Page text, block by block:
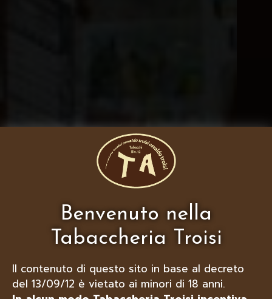
Benvenuto nella
Tabaccheria Troisi
Il contenuto di questo sito in base al decreto
del 13/09/12 è vietato ai minori di 18 anni.